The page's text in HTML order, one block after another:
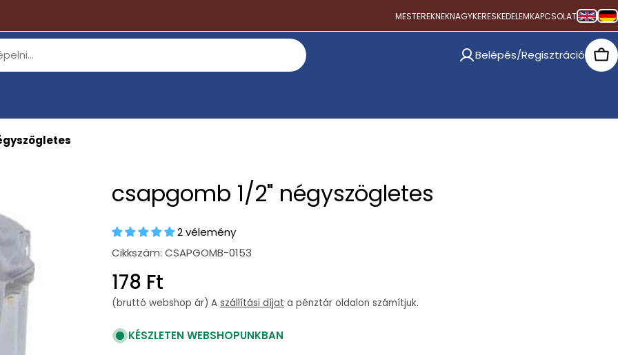
MESTEREKNEKNAGYKERESKEDELEMKAPCSOLAT
Belépés/Regisztráció
csapgomb 1/2" négyszögletes
2 vélemény
Cikkszám: CSAPGOMB-0153
Regular
price
178 Ft
(bruttó webshop ár) A szállítási díjat a pénztár oldalon számítjuk.
KÉSZLETEN WEBSHOPUNKBAN